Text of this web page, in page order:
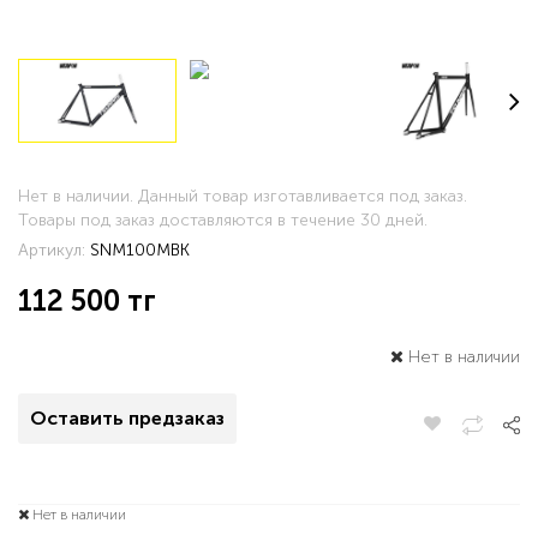
Нет в наличии. Данный товар изготавливается под заказ.
Товары под заказ доставляются в течение 30 дней.
Артикул: SNM100MBK
112 500 тг
Нет в наличии
Оставить предзаказ
Нет в наличии